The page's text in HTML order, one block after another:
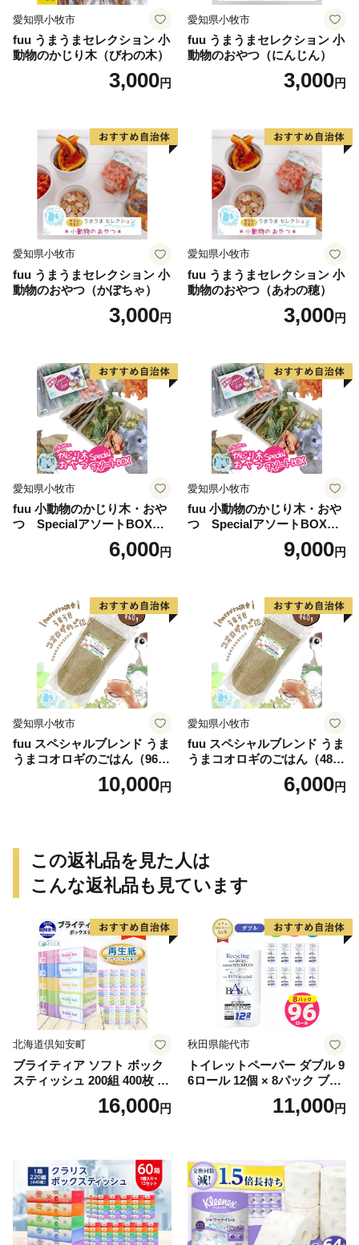
愛知県小牧市
fuu うまうまセレクション 小
動物のかじり木（びわの木）
3,000円
愛知県小牧市
fuu うまうまセレクション 小
動物のおやつ（にんじん）
3,000円
愛知県小牧市
fuu うまうまセレクション 小
動物のおやつ（かぼちゃ）
3,000円
愛知県小牧市
fuu うまうまセレクション 小
動物のおやつ（あわの穂）
3,000円
愛知県小牧市
fuu 小動物のかじり木・おや
つ SpecialアソートBOX（1
6,000円
愛知県小牧市
fuu 小動物のかじり木・おや
つ SpecialアソートBOX（2
9,000円
愛知県小牧市
fuu スペシャルブレンド うま
うまコオロギのごはん（960
10,000円
愛知県小牧市
fuu スペシャルブレンド うま
うまコオロギのごはん（480
6,000円
この返礼品を見た人は
こんな返礼品も見ています
北海道倶知安町
ブライティア ソフト ボック
スティッシュ 200組 400枚 60
箱 日本製 まとめ買い ティッ
シュ リサイクル 長持 防災 常
倶知安町 日用品
16,000円
秋田県能代市
トイレットペーパー ダブル 9
6ロール 12個 × 8パック ブラ
ンカ 再生紙 100％ 芯あり 日
用品 消耗品 無香料 生活用品
11,000円